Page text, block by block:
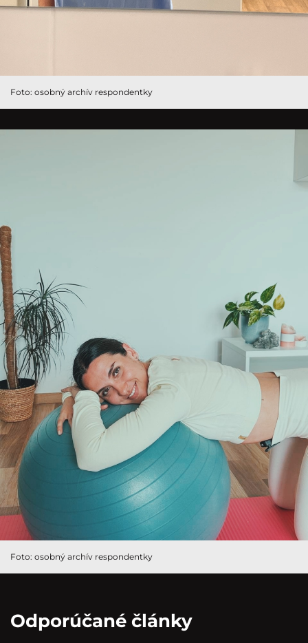
Foto: osobný archív respondentky
Foto: osobný archív respondentky
Odporúčané články